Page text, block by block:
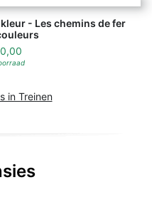
- Les chemins de fer
in Treinen